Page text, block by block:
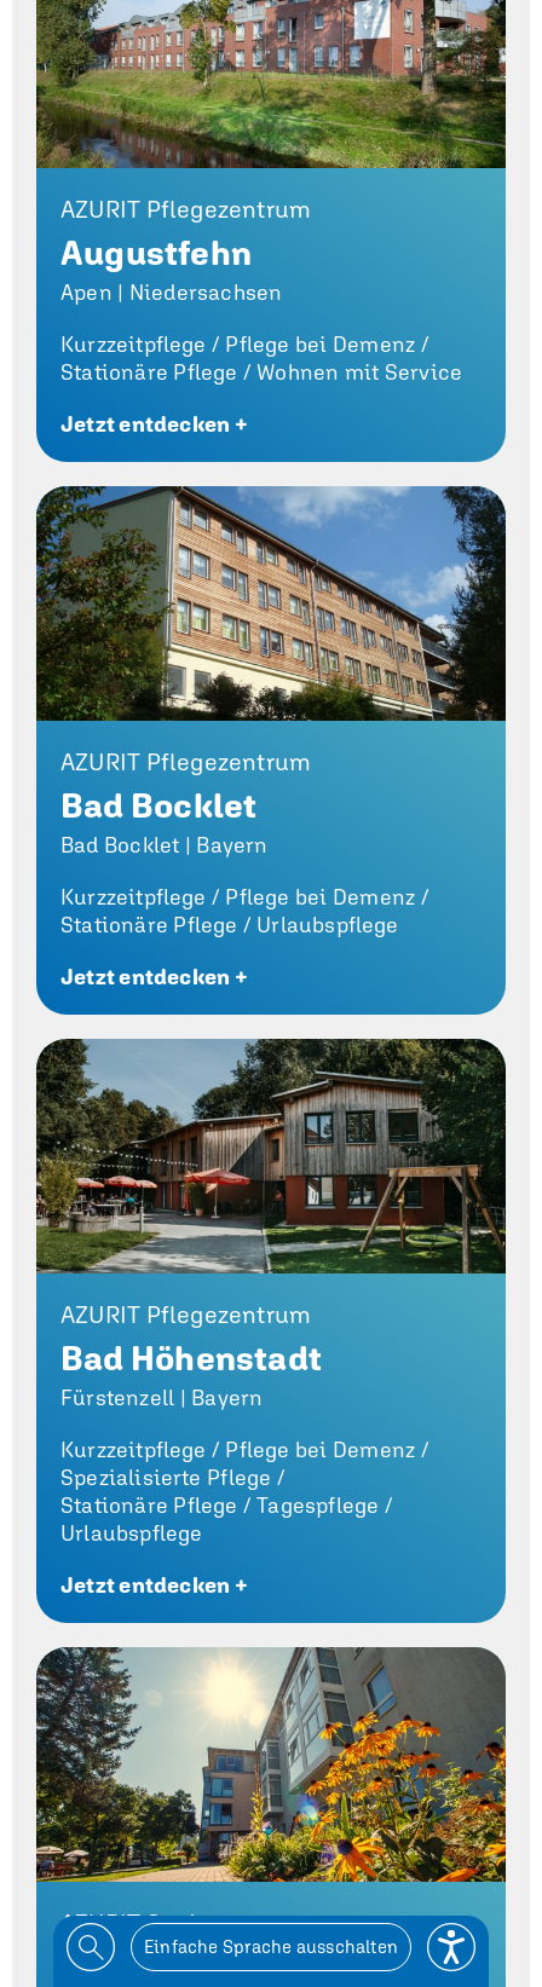
Einfache Sprache ausschalten
AZURIT Pflegezentrum
Augustfehn
Apen | Niedersachsen
Kurzzeitpflege / Pflege bei Demenz /
Stationäre Pflege / Wohnen mit Service
Jetzt entdecken +
AZURIT Pflegezentrum
Bad Bocklet
Bad Bocklet | Bayern
Kurzzeitpflege / Pflege bei Demenz /
Stationäre Pflege / Urlaubspflege
Jetzt entdecken +
AZURIT Pflegezentrum
Bad Höhenstadt
Fürstenzell | Bayern
Kurzzeitpflege / Pflege bei Demenz /
Spezialisierte Pflege /
Stationäre Pflege / Tagespflege /
Urlaubspflege
Jetzt entdecken +
AZURIT Seniorenzentrum
Bad Köstritz